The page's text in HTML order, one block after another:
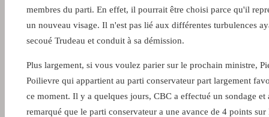
membres du parti. En effet, il pourrait être choisi parce qu'il
un nouveau visage. Il n'est pas lié aux différentes turbulences
secoué Trudeau et conduit à sa démission.
Plus largement, si vous voulez parier sur le prochain ministre,
Poilievre qui appartient au parti conservateur part largement
ce moment. Il y a quelques jours, CBC a effectué un sondage et
remarqué que le parti conservateur a une avance de 4 points sur